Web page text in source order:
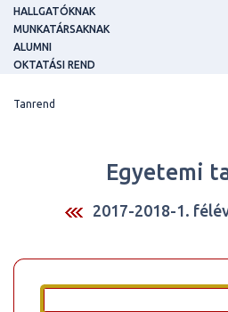
HALLGATÓKNAK
MUNKATÁRSAKNAK
ALUMNI
OKTATÁSI REND
Tanrend
Egyetemi
2017-2018-1.